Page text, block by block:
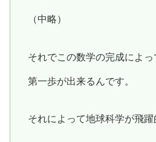
（中略）
それでこの数学の完成によ
第一歩が出来るんです。
それによって地球科学が飛躍